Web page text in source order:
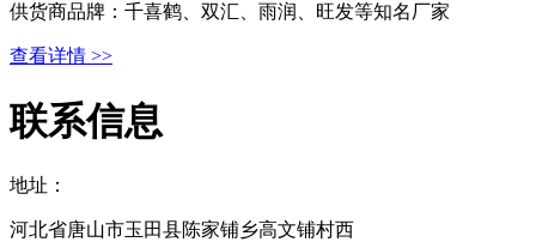
供货商品牌：千喜鹤、双汇、雨润、旺发等知名厂家
查看详情 >>
联系信息
地址：
河北省唐山市玉田县陈家铺乡高文铺村西